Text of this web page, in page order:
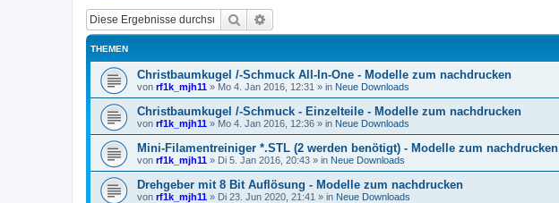
Suche
THEMEN
Christbaumkugel /-Schmuck All-In-One - Modelle zum nachdrucken
von rf1k_mjh11 » Mo 4. Jan 2016, 12:31 » in Neue Downloads
Christbaumkugel /-Schmuck - Einzelteile - Modelle zum nachdrucken
von rf1k_mjh11 » Mo 4. Jan 2016, 12:36 » in Neue Downloads
Mini-Filamentreiniger *.STL (2 werden benötigt) - Modelle zum nachdrucken
von rf1k_mjh11 » Di 5. Jan 2016, 20:43 » in Neue Downloads
Drehgeber mit 8 Bit Auflösung - Modelle zum nachdrucken
von rf1k_mjh11 » Di 23. Jun 2020, 21:41 » in Neue Downloads